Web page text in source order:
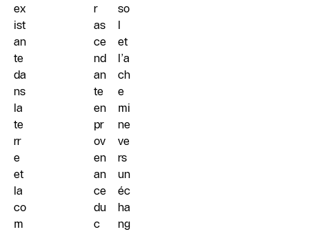
ex
ist
an
te
da
ns
la
te
rr
e
et
la
co
m
r
as
ce
nd
an
te
en
pr
ov
en
an
ce
du
c
so
l
et
l’a
ch
e
mi
ne
ve
rs
un
éc
ha
ng